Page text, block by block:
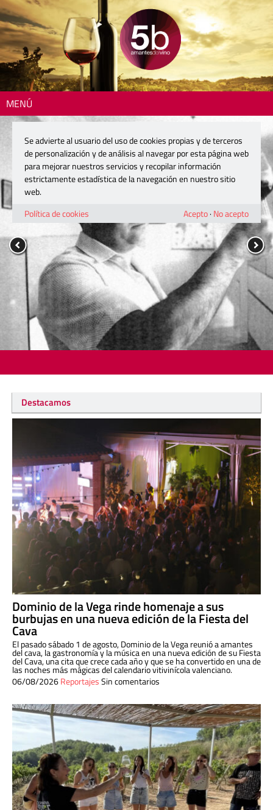
MENÚ
Destacamos
Dominio de la Vega rinde homenaje a sus
burbujas en una nueva edición de la Fiesta del
Cava
El pasado sábado 1 de agosto, Dominio de la Vega reunió a amantes
del cava, la gastronomía y la música en una nueva edición de su Fiesta
del Cava, una cita que crece cada año y que se ha convertido en una de
las noches más mágicas del calendario vitivinícola valenciano.
06/08/2026ReportajesSin comentarios
Se advierte al usuario del uso de cookies propias y de terceros
de personalización y de análisis al navegar por esta página web
para mejorar nuestros servicios y recopilar información
estrictamente estadística de la navegación en nuestro sitio
web.
Política de cookies
Acepto· No acepto